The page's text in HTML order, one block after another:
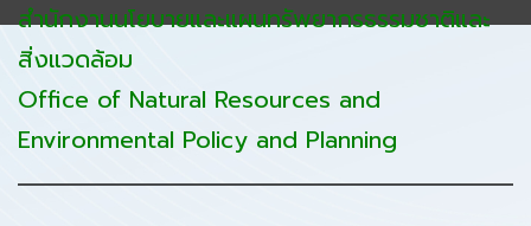
สำนักงานนโยบายและแผนทรัพยากรธรรมชาติและ
สิ่งแวดล้อม
Office of Natural Resources and
Environmental Policy and Planning